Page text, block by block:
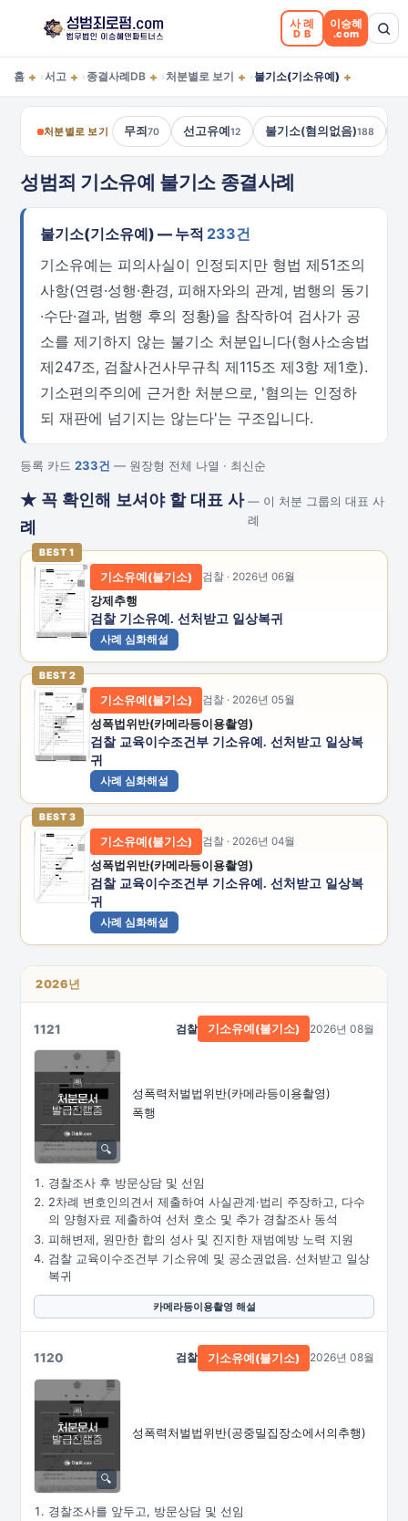
사례
DB
이승혜
.com
홈 + ›서고 + › 종결사례DB + › 처분별로 보기 + › 불기소(기소유예) +
처분별로 보기 무죄70 선고유예12 불기소(혐의없음)188
성범죄 기소유예 불기소 종결사례
불기소(기소유예) — 누적 233건
기소유예는 피의사실이 인정되지만 형법 제51조의
사항(연령·성행·환경, 피해자와의 관계, 범행의 동기
·수단·결과, 범행 후의 정황)을 참작하여 검사가 공
소를 제기하지 않는 불기소 처분입니다(형사소송법
제247조, 검찰사건사무규칙 제115조 제3항 제1호).
기소편의주의에 근거한 처분으로, '혐의는 인정하
되 재판에 넘기지는 않는다'는 구조입니다.
등록 카드 233건 — 원장형 전체 나열 · 최신순
★ 꼭 확인해 보셔야 할 대표 사
례
— 이 처분 그룹의 대표 사
례
BEST 1
기소유예(불기소) 검찰 · 2026년 06월
강제추행
검찰 기소유예. 선처받고 일상복귀
사례 심화해설
BEST 2
기소유예(불기소) 검찰 · 2026년 05월
성폭법위반(카메라등이용촬영)
검찰 교육이수조건부 기소유예. 선처받고 일상복
귀
사례 심화해설
BEST 3
기소유예(불기소) 검찰 · 2026년 04월
성폭법위반(카메라등이용촬영)
검찰 교육이수조건부 기소유예. 선처받고 일상복
귀
사례 심화해설
2026년
1121
성폭력처벌법위반(카메라등이용촬영)
폭행
검찰 기소유예(불기소) 2026년 08월
경찰조사 후 방문상담 및 선임
2차례 변호인의견서 제출하여 사실관계·법리 주장하고, 다수
의 양형자료 제출하여 선처 호소 및 추가 경찰조사 동석
피해변제, 원만한 합의 성사 및 진지한 재범예방 노력 지원
검찰 교육이수조건부 기소유예 및 공소권없음. 선처받고 일상
복귀
카메라등이용촬영 해설
1120
성폭력처벌법위반(공중밀집장소에서의추행)
검찰 기소유예(불기소) 2026년 08월
경찰조사를 앞두고, 방문상담 및 선임